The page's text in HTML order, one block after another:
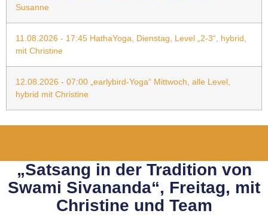
Susanne
11.08.2026 - 17:45 HathaYoga, Dienstag, Level „2-3“, hybrid,
mit Christine
12.08.2026 - 07:00 „earlybird-Yoga“ Mittwoch, alle Level,
hybrid mit Christine
„Satsang in der Tradition von
Swami Sivananda“, Freitag, mit
Christine und Team